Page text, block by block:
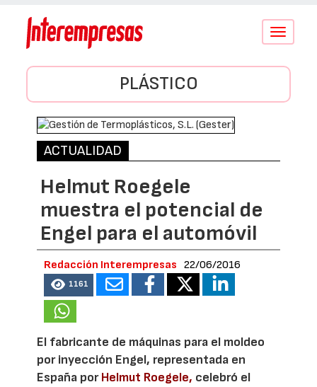
Conmutar
PLÁSTICO
ACTUALIDAD
Helmut Roegele
muestra el potencial de
Engel para el automóvil
Redacción Interempresas 22/06/2016
1161
El fabricante de máquinas para el moldeo
por inyección Engel, representada en
España porHelmut Roegele, celebró el